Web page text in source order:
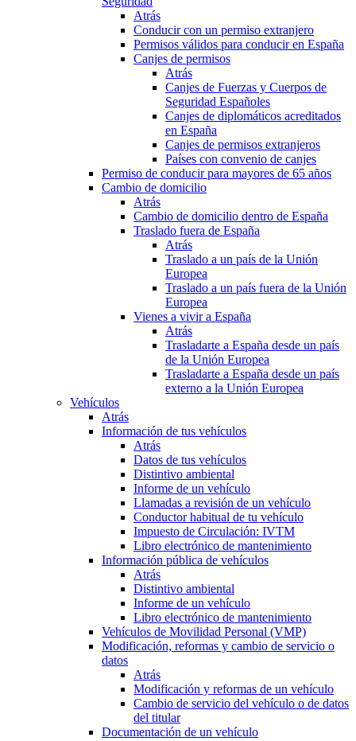
Atrás
Conducir con un permiso extranjero
Permisos válidos para conducir en España
Canjes de permisos
Atrás
Canjes de Fuerzas y Cuerpos de
Seguridad Españoles
Canjes de diplomáticos acreditados
en España
Canjes de permisos extranjeros
Países con convenio de canjes
Permiso de conducir para mayores de 65 años
Cambio de domicilio
Atrás
Cambio de domicilio dentro de España
Traslado fuera de España
Atrás
Traslado a un país de la Unión
Europea
Traslado a un país fuera de la Unión
Europea
Vienes a vivir a España
Atrás
Trasladarte a España desde un país
de la Unión Europea
Trasladarte a España desde un país
externo a la Unión Europea
Vehículos
Atrás
Información de tus vehículos
Atrás
Datos de tus vehículos
Distintivo ambiental
Informe de un vehículo
Llamadas a revisión de un vehículo
Conductor habitual de tu vehículo
Impuesto de Circulación: IVTM
Libro electrónico de mantenimiento
Información pública de vehículos
Atrás
Distintivo ambiental
Informe de un vehículo
Libro electrónico de mantenimiento
Vehículos de Movilidad Personal (VMP)
Modificación, reformas y cambio de servicio o
datos
Atrás
Modificación y reformas de un vehículo
Cambio de servicio del vehículo o de datos
del titular
Documentación de un vehículo